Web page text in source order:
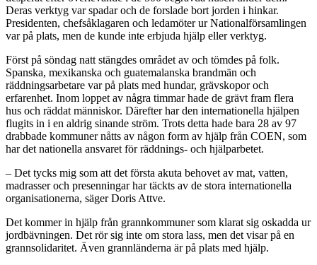
Deras verktyg var spadar och de forslade bort jorden i hinkar.
Presidenten, chefsåklagaren och ledamöter ur Nationalförsamlingen
var på plats, men de kunde inte erbjuda hjälp eller verktyg.
Först på söndag natt stängdes området av och tömdes på folk.
Spanska, mexikanska och guatemalanska brandmän och
räddningsarbetare var på plats med hundar, grävskopor och
erfarenhet. Inom loppet av några timmar hade de grävt fram flera
hus och räddat människor. Därefter har den internationella hjälpen
flugits in i en aldrig sinande ström. Trots detta hade bara 28 av 97
drabbade kommuner nåtts av någon form av hjälp från COEN, som
har det nationella ansvaret för räddnings- och hjälparbetet.
– Det tycks mig som att det första akuta behovet av mat, vatten,
madrasser och presenningar har täckts av de stora internationella
organisationerna, säger Doris Attve.
Det kommer in hjälp från grannkommuner som klarat sig oskadda ur
jordbävningen. Det rör sig inte om stora lass, men det visar på en
grannsolidaritet. Även grannländerna är på plats med hjälp.